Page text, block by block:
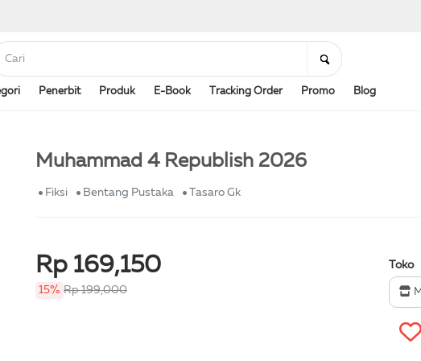
Penerbit Produk E-Book Tracking Order Promo Blog
Muhammad 4 Republish 2026
Fiksi Bentang Pustaka Tasaro Gk
Rp 169,150
15% Rp 199,000
Toko